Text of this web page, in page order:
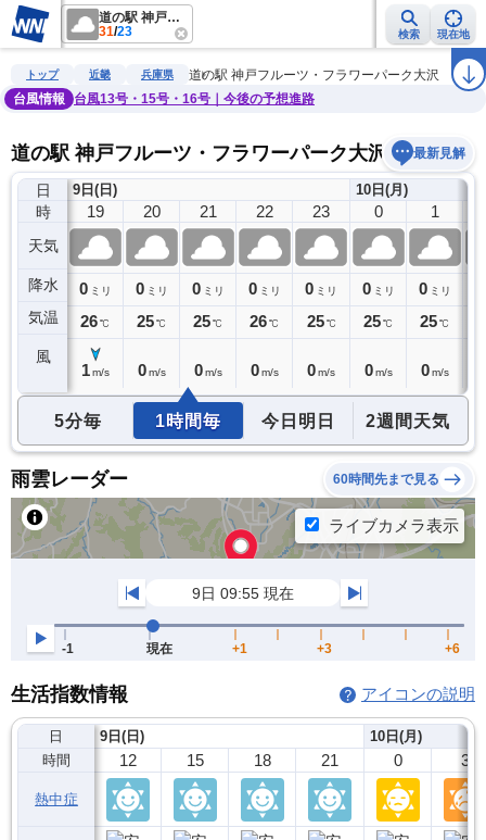
道の駅 神戸フルーツ・フラワーパーク大沢
31/23 検索 現在地
雨雲レーダー 台風情報 地震情報 警報・注意報 2週間天気 ラ
トップ 近畿 兵庫県
道の駅 神戸フルーツ・フラワーパーク大沢
台風情報
台風13号・15号・16号｜今後の予想進路
道の駅 神戸フルーツ・フラワーパーク大沢の天気予報
最新見解
日
時
天気
降水
気温
風
9日(日)
18
0ミリ
26℃
19
0 ミリ
26℃
1 m/s
20
0 ミリ
25℃
0 m/s
21
0 ミリ
25℃
0 m/s
22
0 ミリ
26℃
0 m/s
23
0 ミリ
25 ℃
0m/s
10日(月)
0
0 ミリ
25℃
0 m/s
1
0 ミリ
25℃
0 m/s
5分毎 1時間毎 今日明日 2週間天気
雨雲レーダー 60時間先まで見る
生活指数情報 アイコンの説明
日
時間
熱中症
9日(日)
12 15 18 21
10日(月)
0 3